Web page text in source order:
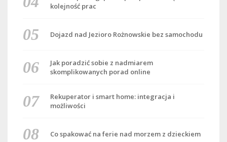
kolejność prac
Dojazd nad Jezioro Rożnowskie bez samochodu
Jak poradzić sobie z nadmiarem
skomplikowanych porad online
Rekuperator i smart home: integracja i
możliwości
Co spakować na ferie nad morzem z dzieckiem